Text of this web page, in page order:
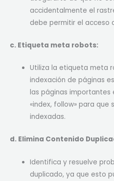
accidentalmente el
debe permitir el acceso
c. Etiqueta meta robots:
Utiliza la etiqueta meta
indexación de páginas
las páginas importantes
«index, follow» para que
indexadas.
d. Elimina Contenido
Identifica y resuelve
duplicado, ya que esto